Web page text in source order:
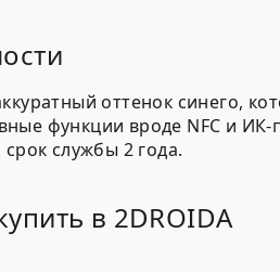
оттенок синего,
функции вроде NFC и
срок службы 2 года.
в 2DROIDA